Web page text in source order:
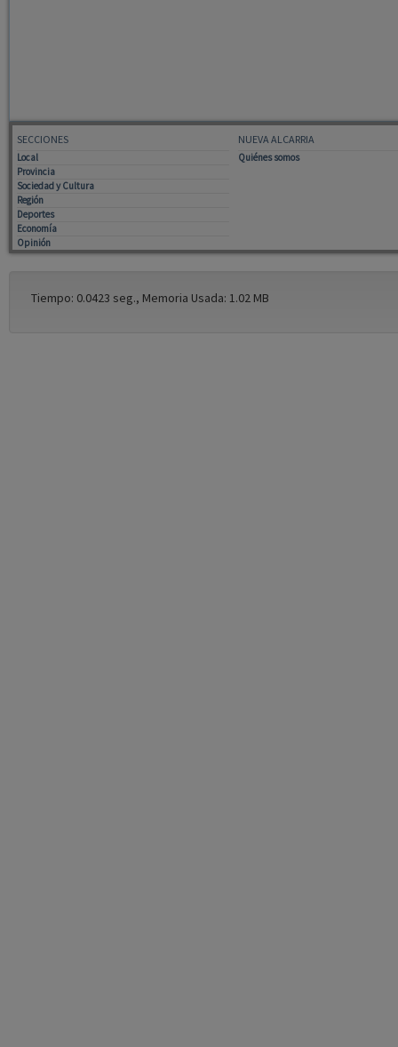
SECCIONES
Local
Provincia
Sociedad y Cultura
Región
Deportes
Economía
Opinión
NUEVA ALCARRIA
Quiénes somos
Tiempo: 0.0423 seg., Memoria Usada: 1.02 MB